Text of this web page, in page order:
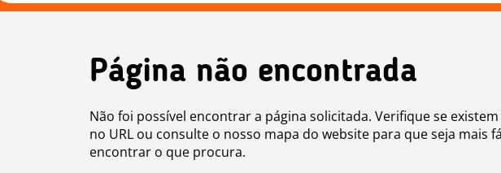
Página não encontrada
Não foi possível encontrar a página solicitada. Verifique se
no URL ou consulte o nosso mapa do website para que seja mais
encontrar o que procura.